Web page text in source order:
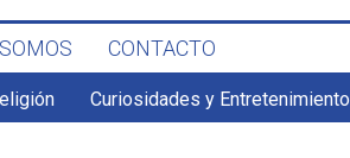
CONTACTO
Curiosidades y Entretenimiento